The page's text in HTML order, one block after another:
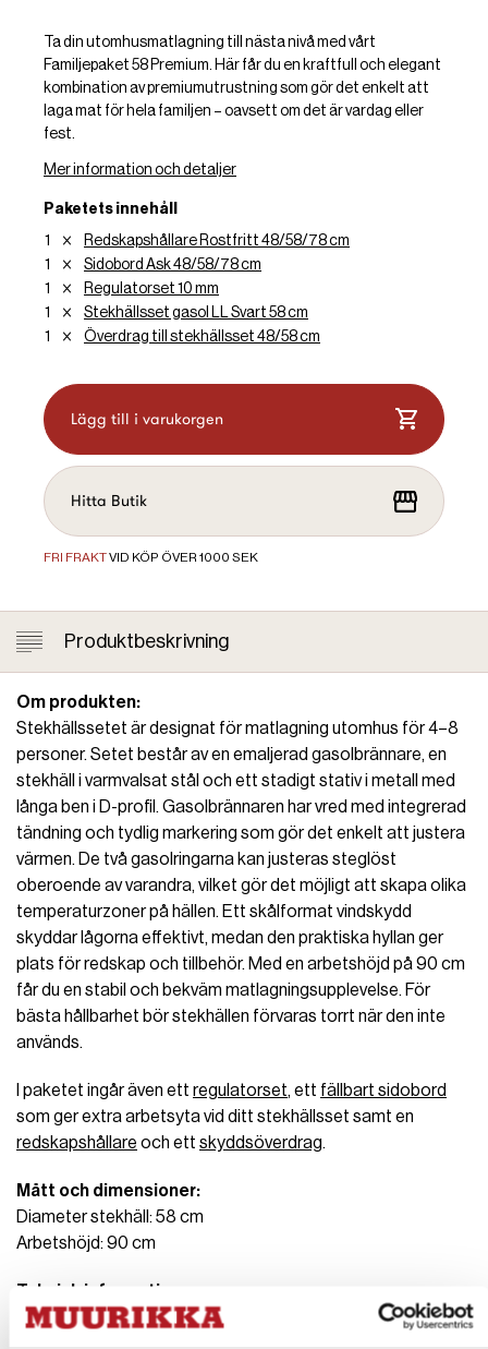
Ta din utomhusmatlagning till nästa nivå med vårt
Familjepaket 58 Premium. Här får du en kraftfull och elegant
kombination av premiumutrustning som gör det enkelt att
laga mat för hela familjen – oavsett om det är vardag eller
fest.
Mer information och detaljer
Paketets innehåll
1
Redskapshållare Rostfritt 48/58/78 cm
1
Sidobord Ask 48/58/78 cm
1
Regulatorset 10 mm
1
Stekhällsset gasol LL Svart 58 cm
1
Överdrag till stekhällsset 48/58 cm
Lägg till i varukorgen
Hitta Butik
FRI FRAKTVID KÖP ÖVER 1000 SEK
Produktbeskrivning
Om produkten:
Stekhällssetet är designat för matlagning utomhus för 4–8
personer. Setet består av en emaljerad gasolbrännare, en
stekhäll i varmvalsat stål och ett stadigt stativ i metall med
långa ben i D-profil. Gasolbrännaren har vred med integrerad
tändning och tydlig markering som gör det enkelt att justera
värmen. De två gasolringarna kan justeras steglöst
oberoende av varandra, vilket gör det möjligt att skapa olika
temperaturzoner på hällen. Ett skålformat vindskydd
skyddar lågorna effektivt, medan den praktiska hyllan ger
plats för redskap och tillbehör. Med en arbetshöjd på 90 cm
får du en stabil och bekväm matlagningsupplevelse. För
bästa hållbarhet bör stekhällen förvaras torrt när den inte
används.
I paketet ingår även ett regulatorset, ett fällbart sidobord
som ger extra arbetsyta vid ditt stekhällsset samt en
redskapshållare och ett skyddsöverdrag.
Mått och dimensioner:
Diameter stekhäll: 58 cm
Arbetshöjd: 90 cm
Teknisk information:
CE-märkt